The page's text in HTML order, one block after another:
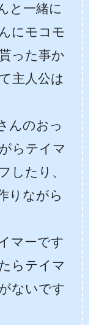
と一緒に
にモコモ
った事か
主人公は
んのおっ
らテイマ
したり、
りながら
マーです
らテイマ
ないです